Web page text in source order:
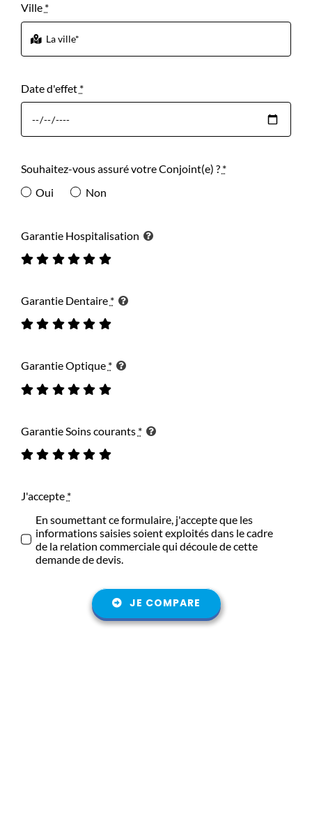
Ville *
Date d'effet *
Souhaitez-vous assuré votre Conjoint(e) ? *
Oui
Non
Garantie Hospitalisation
Garantie Dentaire *
Garantie Optique *
Garantie Soins courants *
J'accepte *
En soumettant ce formulaire, j'accepte que les
informations saisies soient exploités dans le cadre
de la relation commerciale qui découle de cette
demande de devis.
JE COMPARE